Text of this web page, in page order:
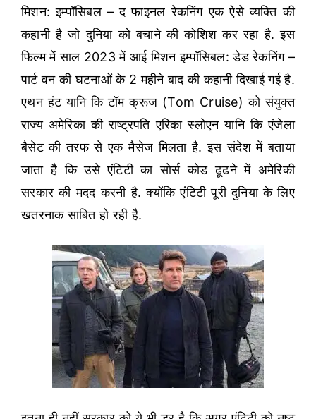
मिशन: इम्पॉसिबल – द फाइनल रेकनिंग एक ऐसे व्यक्ति की
कहानी है जो दुनिया को बचाने की कोशिश कर रहा है. इस
फिल्म में साल 2023 में आई मिशन इम्पॉसिबल: डेड रेकनिंग –
पार्ट वन की घटनाओं के 2 महीने बाद की कहानी दिखाई गई है.
एथन हंट यानि कि टॉम क्रूज (Tom Cruise) को संयुक्त
राज्य अमेरिका की राष्ट्रपति एरिका स्लोएन यानि कि एंजेला
बैसेट की तरफ से एक मैसेज मिलता है. इस संदेश में बताया
जाता है कि उसे एंटिटी का सोर्स कोड ढूढने में अमेरिकी
सरकार की मदद करनी है. क्योंकि एंटिटी पूरी दुनिया के लिए
खतरनाक साबित हो रही है.